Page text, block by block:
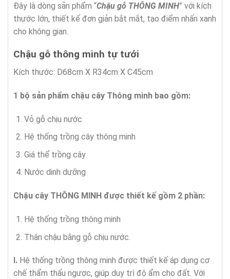
Đây là dòng sản phẩm “Chậu gỗ THÔNG MINH” với kích
thước lớn, thiết kế đơn giản bắt mắt, tạo điểm nhấn xanh
cho không gian.
Chậu gỗ thông minh tự tưới
Kích thước: D68cm X R34cm X C45cm
1 bộ sản phẩm chậu cây Thông minh bao gồm:
Vỏ gỗ chịu nước
Hệ thống trồng cây thông minh
Giá thể trồng cây
Nước dinh dưỡng
Chậu cây THÔNG MINH được thiết kế gồm 2 phần:
Hệ thống trồng thông minh
Thân chậu bằng gỗ chịu nước.
I. Hệ thống trồng thông minh được thiết kế áp dụng cơ
chế thẩm thấu ngược, giúp duy trì độ ẩm cho đất. Với